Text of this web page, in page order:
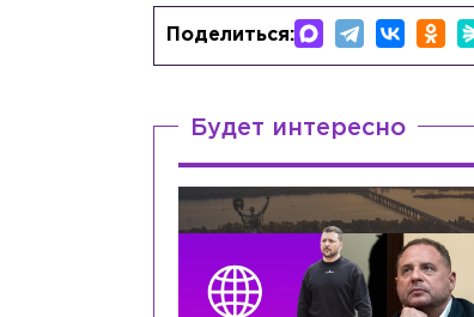
Поделиться:
Будет интересно